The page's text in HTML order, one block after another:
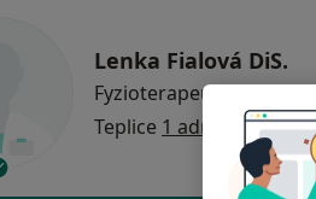
Lenka Fialová DiS.
Fyzioterapeut·Víceo
Teplice 1 adresa